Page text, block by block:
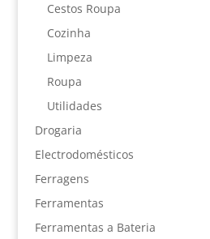
Cestos Roupa
Cozinha
Limpeza
Roupa
Utilidades
Drogaria
Electrodomésticos
Ferragens
Ferramentas
Ferramentas a Bateria